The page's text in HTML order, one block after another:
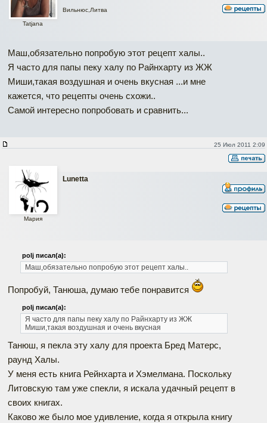
Tatjana
Вильнюс,Литва
Маш,обязательно попробую этот рецепт халы..
Я часто для папы пеку халу по Райнхарту из ЖЖ
Миши,такая воздушная и очень вкусная ...и мне
кажется, что рецепты очень схожи..
Самой интересно попробовать и сравнить...
25 Июл 2011 2:09
Lunetta
Мария
polj писал(а):
Маш,обязательно попробую этот рецепт халы..
Попробуй, Танюша, думаю тебе понравится
polj писал(а):
Я часто для папы пеку халу по Райнхарту из ЖЖ
Миши,такая воздушная и очень вкусная
Танюш, я пекла эту халу для проекта Бред Матерс,
раунд Халы.
У меня есть книга Рейнхарта и Хэмелмана. Поскольку
Литовскую там уже спекли, я искала удачный рецепт в
своих книгах.
Каково же было мое удивление, когда я открыла книгу